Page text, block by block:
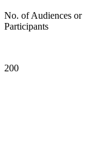
No. of Audiences or
Participants
200